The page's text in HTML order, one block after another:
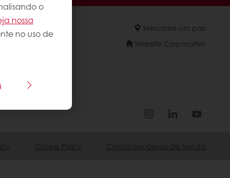
o
nossa
no uso de
Selecione um país
Website Corporativo
Cookie Policy Condições Gerais De Venda